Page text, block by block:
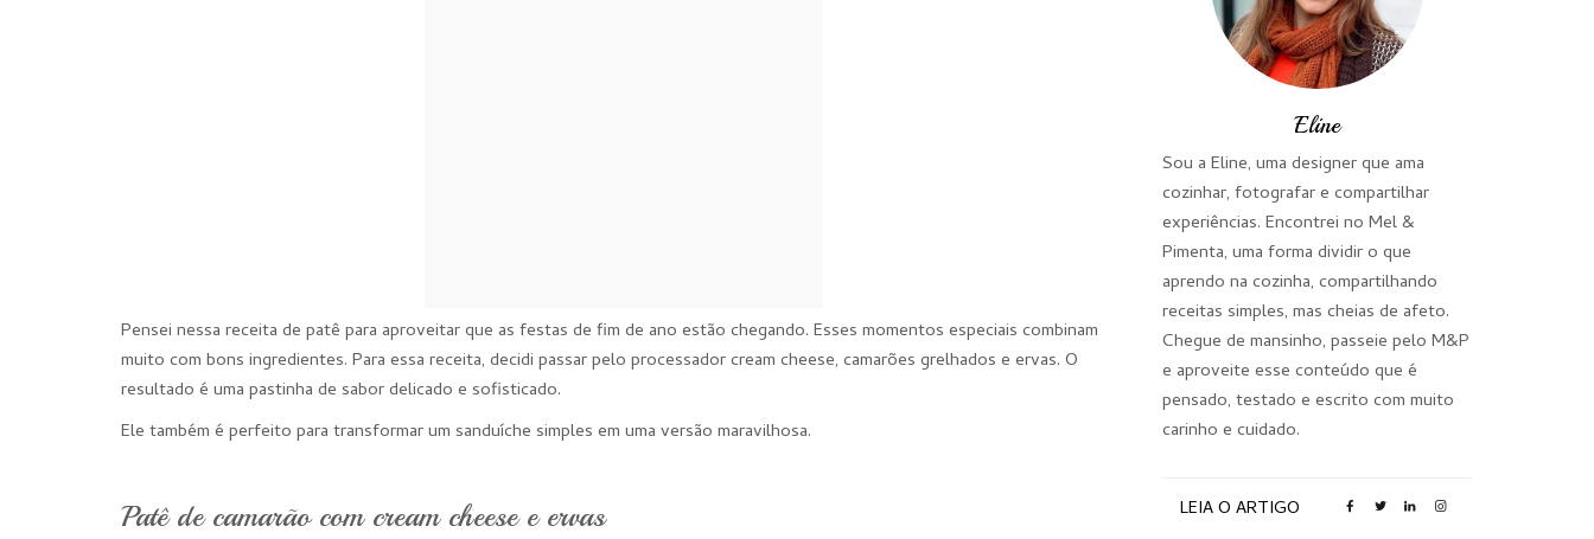
Pensei nessa receita de patê para aproveitar que as festas de fim de ano estão chegando. Esses momentos especiais combinam
muito com bons ingredientes. Para essa receita, decidi passar pelo processador cream cheese, camarões grelhados e ervas. O
resultado é uma pastinha de sabor delicado e sofisticado.
Ele também é perfeito para transformar um sanduíche simples em uma versão maravilhosa.
Patê de camarão com cream cheese e ervas
Eline
Sou a Eline, uma designer que ama
cozinhar, fotografar e compartilhar
experiências. Encontrei no Mel &
Pimenta, uma forma dividir o que
aprendo na cozinha, compartilhando
receitas simples, mas cheias de afeto.
Chegue de mansinho, passeie pelo M&P
e aproveite esse conteúdo que é
pensado, testado e escrito com muito
carinho e cuidado.
LEIA O ARTIGO